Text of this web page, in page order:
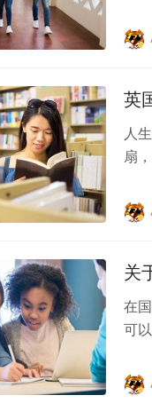
英
人
扇
关
在
可